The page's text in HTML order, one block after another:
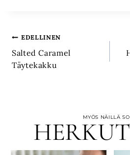
Artikkelien
selaus
EDELLINEN
Salted Caramel
Täytekakku
MYÖS NÄILLÄ